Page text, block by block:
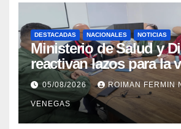
DESTACADAS NACIONALES NOTICIAS
Ministerio de Salud y
reactivan lazos para la
epidemiológica y el
enfermedades
05/08/2026 ROIMAN FERMIN
VENEGAS